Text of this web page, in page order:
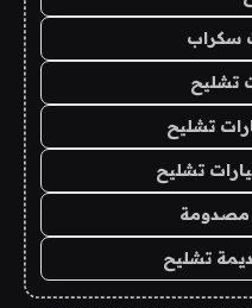
سكراب
تشليح
تشليح
تشليح
مصدومة
تشليح